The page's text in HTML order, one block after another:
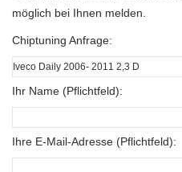
möglich bei Ihnen melden.
Chiptuning Anfrage:
Ihr Name (Pflichtfeld):
Ihre E-Mail-Adresse (Pflichtfeld):